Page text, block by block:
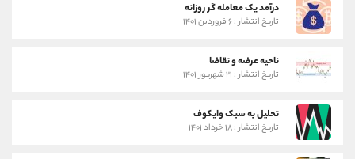
درآمد یک معامله گر روزانه
تاریخ انتشار : ۶ فروردین ۱۴۰۱
ناحیه عرضه و تقاضا
تاریخ انتشار : ۲۱ شهریور ۱۴۰۱
تحلیل به سبک وایکوف
تاریخ انتشار : ۱۸ خرداد ۱۴۰۱